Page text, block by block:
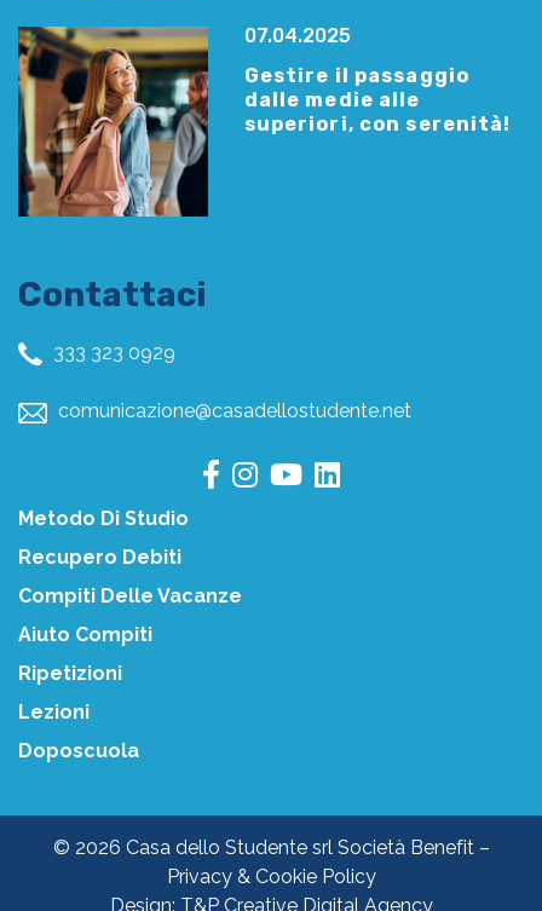
07.04.2025
Gestire il passaggio
dalle medie alle
superiori, con serenità!
Contattaci
333 323 0929
comunicazione@casadellostudente.net
Metodo Di Studio
Recupero Debiti
Compiti Delle Vacanze
Aiuto Compiti
Ripetizioni
Lezioni
Doposcuola
© 2026 Casa dello Studente srl Società Benefit –
Privacy & Cookie Policy
Design: T&P Creative Digital Agency